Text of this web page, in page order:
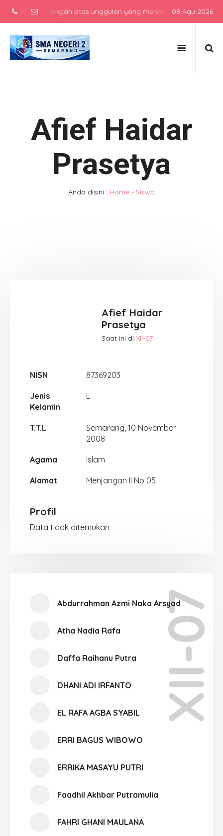
menengah atas unggulan yang menghasilkan lulusan
08 Agu 2026
Afief Haidar
Prasetya
Anda disini : Home - Siswa
Afief Haidar
Prasetya
Saat ini diXII-07
NISN 87369203
Jenis
Kelamin
L
T.T.L
Semarang, 10 November
2008
Agama Islam
Alamat Menjangan II No 05
Profil
Data tidak ditemukan
XII-07
Abdurrahman Azmi Naka Arsyad
Atha Nadia Rafa
Daffa Raihanu Putra
DHANI ADI IRFANTO
EL RAFA AGBA SYABIL
ERRI BAGUS WIBOWO
ERRIKA MASAYU PUTRI
Faadhil Akhbar Putramulia
FAHRI GHANI MAULANA